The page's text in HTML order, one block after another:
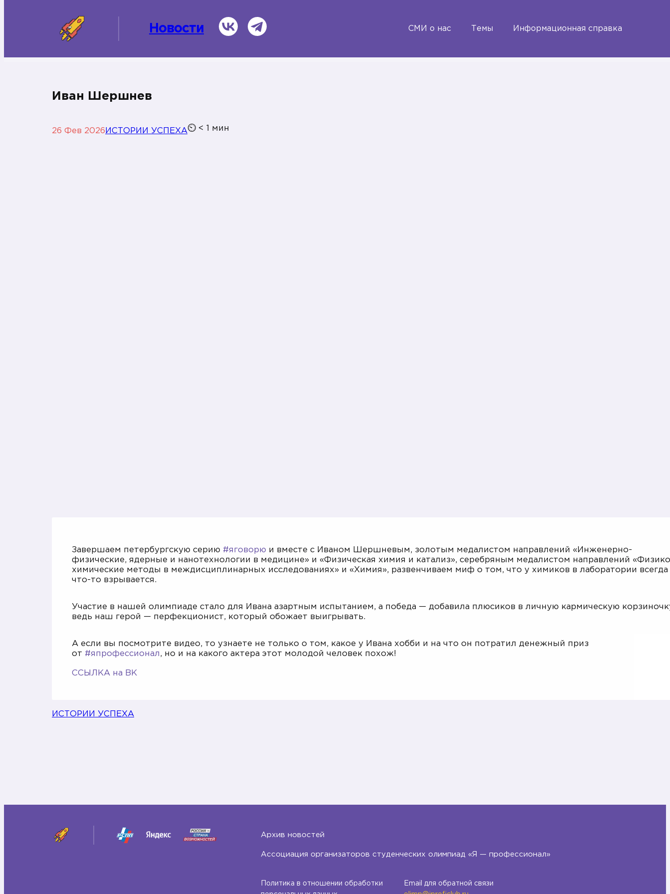
Новости ВКонтактеTelegram
СМИ о нас Темы Информационная справка
Иван Шершнев
26 Фев 2026 ИСТОРИИ УСПЕХА⏲ < 1 мин
Завершаем петербургскую серию #яговорю и вместе с Иваном Шершневым, золотым медалистом направлений «Инженерно-
физические, ядерные и нанотехнологии в медицине» и «Физическая химия и катализ», серебряным медалистом направлений
химические методы в междисциплинарных исследованиях» и «Химия», развенчиваем миф о том, что у химиков в лаборатории всегда
что-то взрывается.
Участие в нашей олимпиаде стало для Ивана азартным испытанием, а победа — добавила плюсиков в личную кармическую
ведь наш герой — перфекционист, который обожает выигрывать.
А если вы посмотрите видео, то узнаете не только о том, какое у Ивана хобби и на что он потратил денежный приз
от #япрофессионал , но и на какого актера этот молодой человек похож!
ССЫЛКА на ВК
ИСТОРИИ УСПЕХА
Архив новостей
Ассоциация организаторов студенческих олимпиад «Я — профессионал»
Политика в отношении обработки
Email для обратной связи